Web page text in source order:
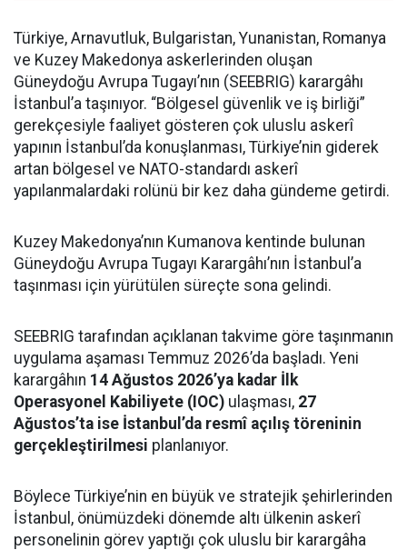
Türkiye, Arnavutluk, Bulgaristan, Yunanistan, Romanya
ve Kuzey Makedonya askerlerinden oluşan
Güneydoğu Avrupa Tugayı’nın (SEEBRIG) karargâhı
İstanbul’a taşınıyor. “Bölgesel güvenlik ve iş birliği”
gerekçesiyle faaliyet gösteren çok uluslu askerî
yapının İstanbul’da konuşlanması, Türkiye’nin giderek
artan bölgesel ve NATO-standardı askerî
yapılanmalardaki rolünü bir kez daha gündeme getirdi.
Kuzey Makedonya’nın Kumanova kentinde bulunan
Güneydoğu Avrupa Tugayı Karargâhı’nın İstanbul’a
taşınması için yürütülen süreçte sona gelindi.
SEEBRIG tarafından açıklanan takvime göre taşınmanın
uygulama aşaması Temmuz 2026’da başladı. Yeni
karargâhın 14 Ağustos 2026’ya kadar İlk
Operasyonel Kabiliyete (IOC) ulaşması, 27
Ağustos’ta ise İstanbul’da resmî açılış töreninin
gerçekleştirilmesi planlanıyor.
Böylece Türkiye’nin en büyük ve stratejik şehirlerinden
İstanbul, önümüzdeki dönemde altı ülkenin askerî
personelinin görev yaptığı çok uluslu bir karargâha